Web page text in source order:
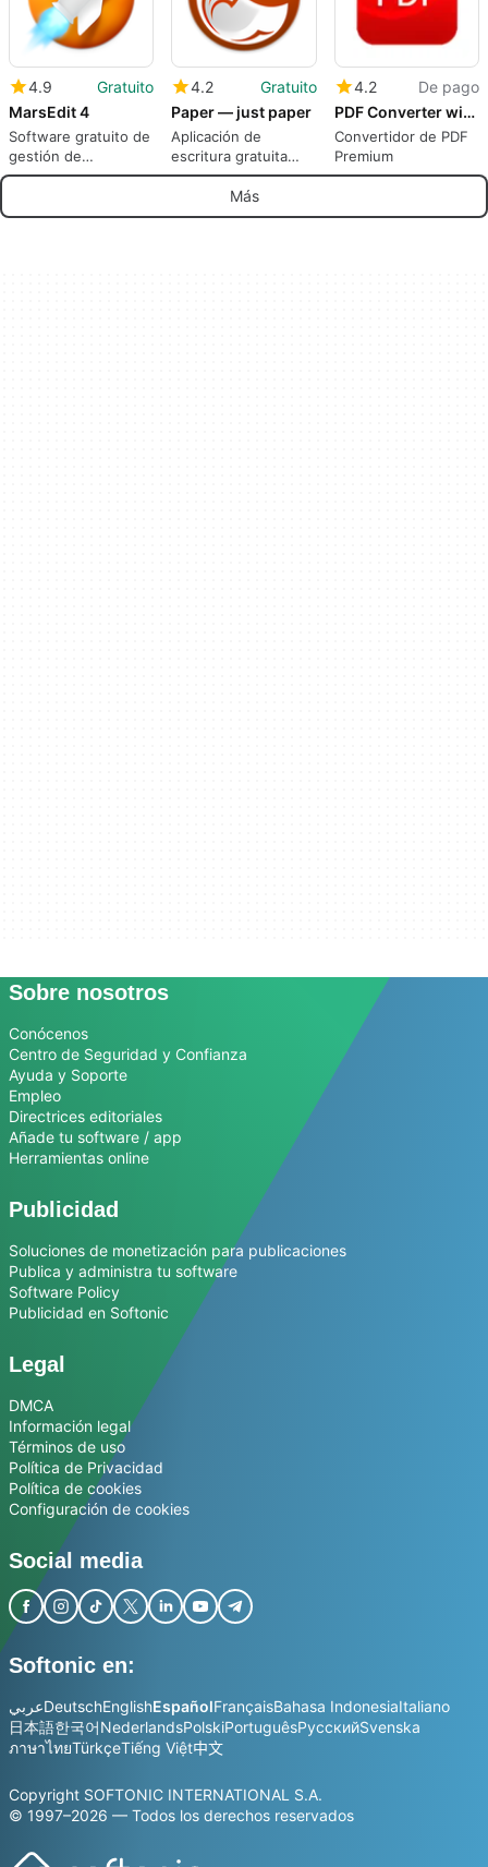
4.9
Gratuito
MarsEdit 4
Software gratuito de
gestión de
contenidos para
4.2
Gratuito
Paper — just paper
Aplicación de
escritura gratuita
que pretende imitar
el papel real
4.2
De pago
PDF Converter with OCR
Convertidor de PDF
Premium
Más
Sobre nosotros
Conócenos
Centro de Seguridad y Confianza
Ayuda y Soporte
Empleo
Directrices editoriales
Añade tu software / app
Herramientas online
Publicidad
Soluciones de monetización para publicaciones
Publica y administra tu software
Software Policy
Publicidad en Softonic
Legal
DMCA
Información legal
Términos de uso
Política de Privacidad
Política de cookies
Configuración de cookies
Social media
Softonic en:
عربيDeutschEnglishEspañolFrançaisBahasa IndonesiaItaliano
日本語한국어NederlandsPolskiPortuguêsРусскийSvenska
ภาษาไทยTürkçeTiếng Việt中文
Copyright SOFTONIC INTERNATIONAL S.A.
© 1997–2026 — Todos los derechos reservados